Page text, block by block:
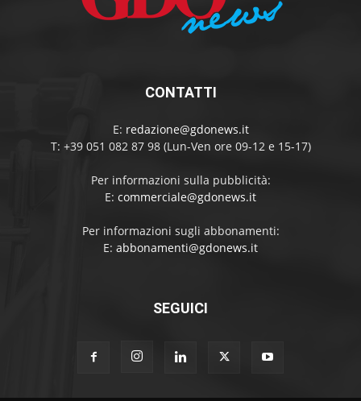
CONTATTI
E: redazione@gdonews.it
T: +39 051 082 87 98 (Lun-Ven ore 09-12 e 15-17)
Per informazioni sulla pubblicità:
E: commerciale@gdonews.it
Per informazioni sugli abbonamenti:
E: abbonamenti@gdonews.it
SEGUICI